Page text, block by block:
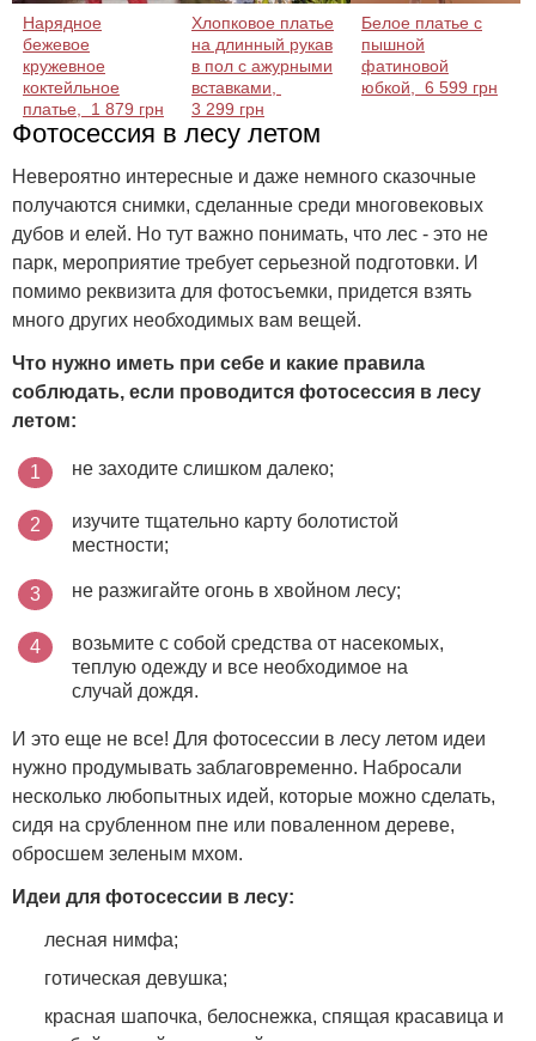
Нарядное
бежевое
кружевное
коктейльное
платье, 1 879 грн
Хлопковое платье
на длинный рукав
в пол с ажурными
вставками,
3 299 грн
Белое платье с
пышной
фатиновой
юбкой, 6 599 грн
Фотосессия в лесу летом
Невероятно интересные и даже немного сказочные
получаются снимки, сделанные среди многовековых
дубов и елей. Но тут важно понимать, что лес - это не
парк, мероприятие требует серьезной подготовки. И
помимо реквизита для фотосъемки, придется взять
много других необходимых вам вещей.
Что нужно иметь при себе и какие правила
соблюдать, если проводится фотосессия в лесу
летом:
не заходите слишком далеко;
изучите тщательно карту болотистой
местности;
не разжигайте огонь в хвойном лесу;
возьмите с собой средства от насекомых,
теплую одежду и все необходимое на
случай дождя.
И это еще не все! Для фотосессии в лесу летом идеи
нужно продумывать заблаговременно. Набросали
несколько любопытных идей, которые можно сделать,
сидя на срубленном пне или поваленном дереве,
обросшем зеленым мхом.
Идеи для фотосессии в лесу:
лесная нимфа;
готическая девушка;
красная шапочка, белоснежка, спящая красавица и